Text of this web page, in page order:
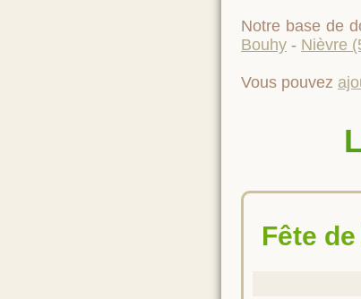
Notre base de
Bouhy - Nièvre
Vous pouvez
Fête